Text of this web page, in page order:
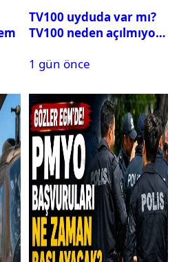
TV100 uyduda var mı?
TV100 neden açılmıyor?
1 gün önce